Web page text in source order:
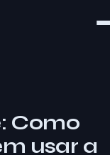
Como
usar a